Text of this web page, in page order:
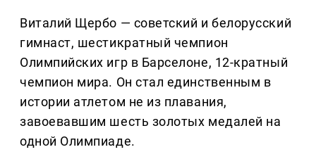
Виталий Щербо — советский и белорусский
гимнаст, шестикратный чемпион
Олимпийских игр в Барселоне, 12-кратный
чемпион мира. Он стал единственным в
истории атлетом не из плавания,
завоевавшим шесть золотых медалей на
одной Олимпиаде.